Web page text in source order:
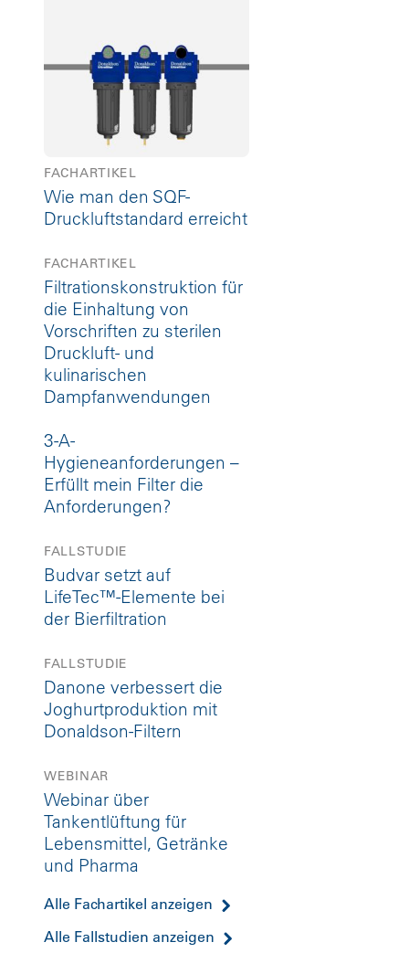
FACHARTIKEL
Wie man den SQF-
Druckluftstandard erreicht
FACHARTIKEL
Filtrationskonstruktion für
die Einhaltung von
Vorschriften zu sterilen
Druckluft- und
kulinarischen
Dampfanwendungen
3-A-
Hygieneanforderungen –
Erfüllt mein Filter die
Anforderungen?
FALLSTUDIE
Budvar setzt auf
LifeTec™-Elemente bei
der Bierfiltration
FALLSTUDIE
Danone verbessert die
Joghurtproduktion mit
Donaldson-Filtern
WEBINAR
Webinar über
Tankentlüftung für
Lebensmittel, Getränke
und Pharma
Alle Fachartikel anzeigen
Alle Fallstudien anzeigen